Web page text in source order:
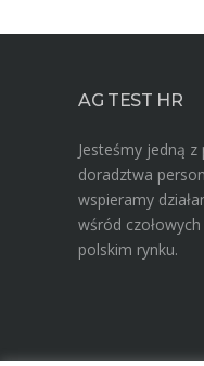
AG TEST HR
Jesteśmy jedną
doradztwa
wspieramy
wśród
polskim rynku.